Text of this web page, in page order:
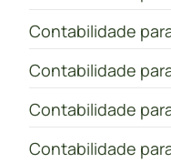
Contabilidade
Contabilidade
Contabilidade
Contabilidade